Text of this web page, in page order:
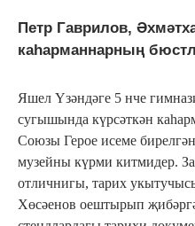
Петр Гаврилов,
каһарманнарның
Яшел Үзәндәге 5 нче
сугышында күрсәткән
Союзы Герое исеме
музейны күрми китмидер.
отличнигы, тарих
Хөсәенов оештырып